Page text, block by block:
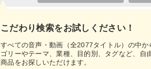
こだわり検索をお試しください！
すべての音声・動画（全2077タイトル）の中か
ゴリーやテーマ、業種、目的別、タグなど、自
商品をお探しいただけます。
【MIMIGAKU／ミミガク／
早わかり『日本版・カジノ解禁』CD・DVD